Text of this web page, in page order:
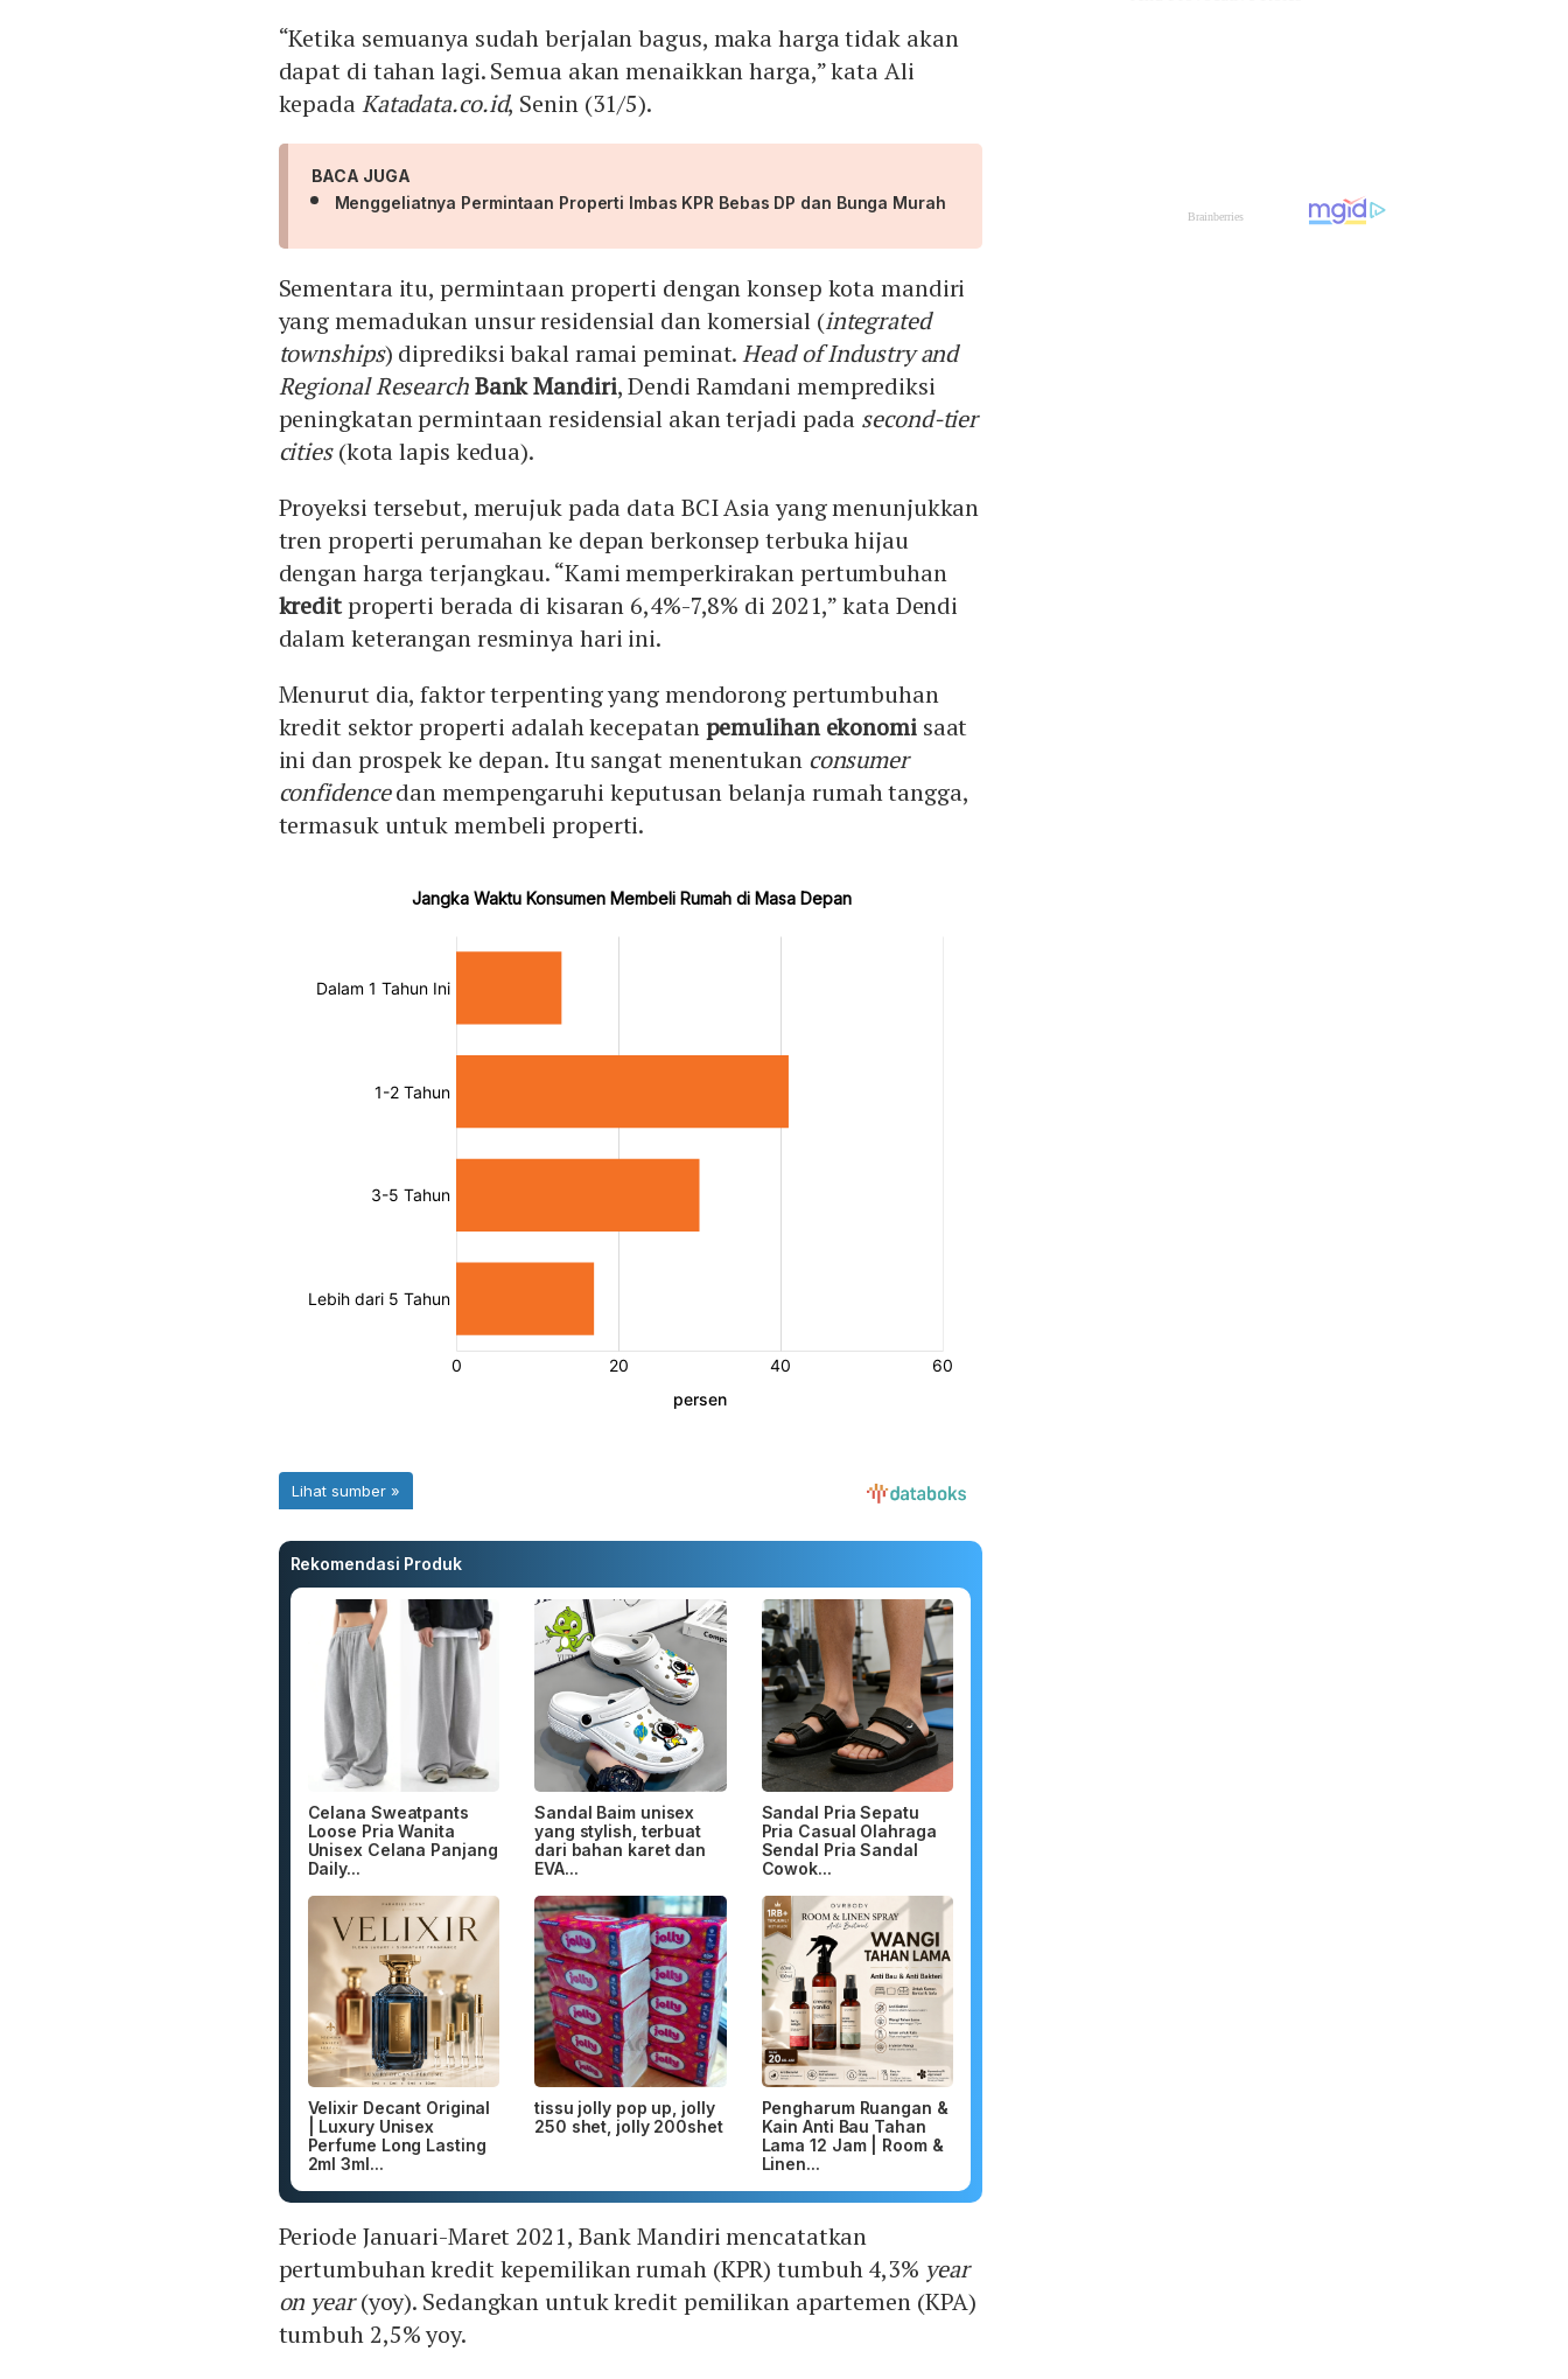
“Ketika semuanya sudah berjalan bagus, maka harga tidak akan
dapat di tahan lagi. Semua akan menaikkan harga,” kata Ali
kepadaKatadata.co.id, Senin (31/5).
BACA JUGA
Menggeliatnya Permintaan Properti Imbas KPR Bebas DP dan Bunga Murah
Sementara itu, permintaan properti dengan konsep kota mandiri
yang memadukan unsur residensial dan komersial (integrated
townships) diprediksi bakal ramai peminat.Head of Industry and
Regional ResearchBank Mandiri, Dendi Ramdani memprediksi
peningkatan permintaan residensial akan terjadi pada second-tier
cities(kota lapis kedua).
Proyeksi tersebut, merujuk pada data BCI Asia yang menunjukkan
tren properti perumahan ke depan berkonsep terbuka hijau
dengan harga terjangkau. “Kami memperkirakan pertumbuhan
kreditproperti berada di kisaran 6,4%-7,8% di 2021,” kata Dendi
dalam keterangan resminya hari ini.
Menurut dia, faktor terpenting yang mendorong pertumbuhan
kredit sektor properti adalah kecepatanpemulihan ekonomisaat
ini dan prospek ke depan. Itu sangat menentukan consumer
confidencedan mempengaruhi keputusan belanja rumah tangga,
termasuk untuk membeli properti.
Rekomendasi Produk
Celana Sweatpants
Loose Pria Wanita
Unisex Celana Panjang
Daily...
Sandal Baim unisex
yang stylish, terbuat
dari bahan karet dan
EVA...
Sandal Pria Sepatu
Pria Casual Olahraga
Sendal Pria Sandal
Cowok...
Velixir Decant Original
| Luxury Unisex
Perfume Long Lasting
2ml 3ml...
tissu jolly pop up, jolly
250 shet, jolly 200shet
Pengharum Ruangan &
Kain Anti Bau Tahan
Lama 12 Jam | Room &
Linen...
Periode Januari-Maret 2021, Bank Mandiri mencatatkan
pertumbuhan kredit kepemilikan rumah (KPR) tumbuh 4,3% year
on year(yoy). Sedangkan untuk kredit pemilikan apartemen (KPA)
tumbuh 2,5% yoy.